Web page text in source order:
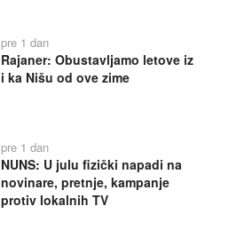
pre 1 dan
Rajaner: Obustavljamo letove iz
i ka Nišu od ove zime
pre 1 dan
NUNS: U julu fizički napadi na
novinare, pretnje, kampanje
protiv lokalnih TV